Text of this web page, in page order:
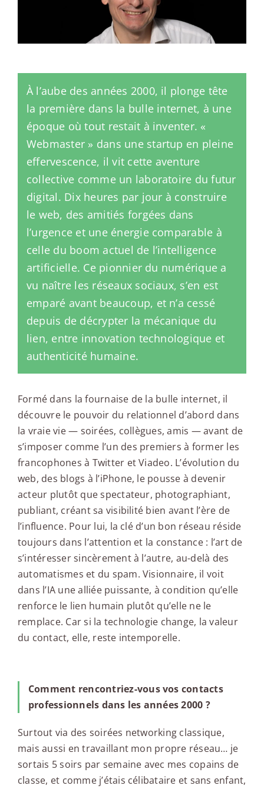
À l’aube des années 2000, il plonge tête
la première dans la bulle internet, à une
époque où tout restait à inventer. «
Webmaster » dans une startup en pleine
effervescence, il vit cette aventure
collective comme un laboratoire du futur
digital. Dix heures par jour à construire
le web, des amitiés forgées dans
l’urgence et une énergie comparable à
celle du boom actuel de l’intelligence
artificielle. Ce pionnier du numérique a
vu naître les réseaux sociaux, s’en est
emparé avant beaucoup, et n’a cessé
depuis de décrypter la mécanique du
lien, entre innovation technologique et
authenticité humaine.
Formé dans la fournaise de la bulle internet, il
découvre le pouvoir du relationnel d’abord dans
la vraie vie — soirées, collègues, amis — avant de
s’imposer comme l’un des premiers à former les
francophones à Twitter et Viadeo. L’évolution du
web, des blogs à l’iPhone, le pousse à devenir
acteur plutôt que spectateur, photographiant,
publiant, créant sa visibilité bien avant l’ère de
l’influence. Pour lui, la clé d’un bon réseau réside
toujours dans l’attention et la constance : l’art de
s’intéresser sincèrement à l’autre, au-delà des
automatismes et du spam. Visionnaire, il voit
dans l’IA une alliée puissante, à condition qu’elle
renforce le lien humain plutôt qu’elle ne le
remplace. Car si la technologie change, la valeur
du contact, elle, reste intemporelle.
Comment rencontriez-vous vos contacts
professionnels dans les années 2000 ?
Surtout via des soirées networking classique,
mais aussi en travaillant mon propre réseau… je
sortais 5 soirs par semaine avec mes copains de
classe, et comme j’étais célibataire et sans enfant,